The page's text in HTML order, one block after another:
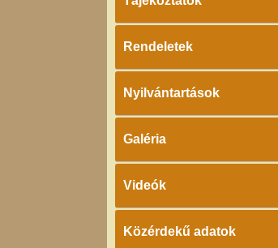
Rendeletek
Nyilvántartások
Galéria
Videók
Közérdekű adatok